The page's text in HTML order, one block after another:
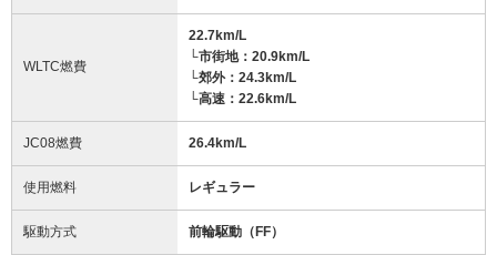
WLTC燃費
22.7km/L
└市街地：20.9km/L
└郊外：24.3km/L
└高速：22.6km/L
JC08燃費 26.4km/L
使用燃料 レギュラー
駆動方式 前輪駆動（FF）